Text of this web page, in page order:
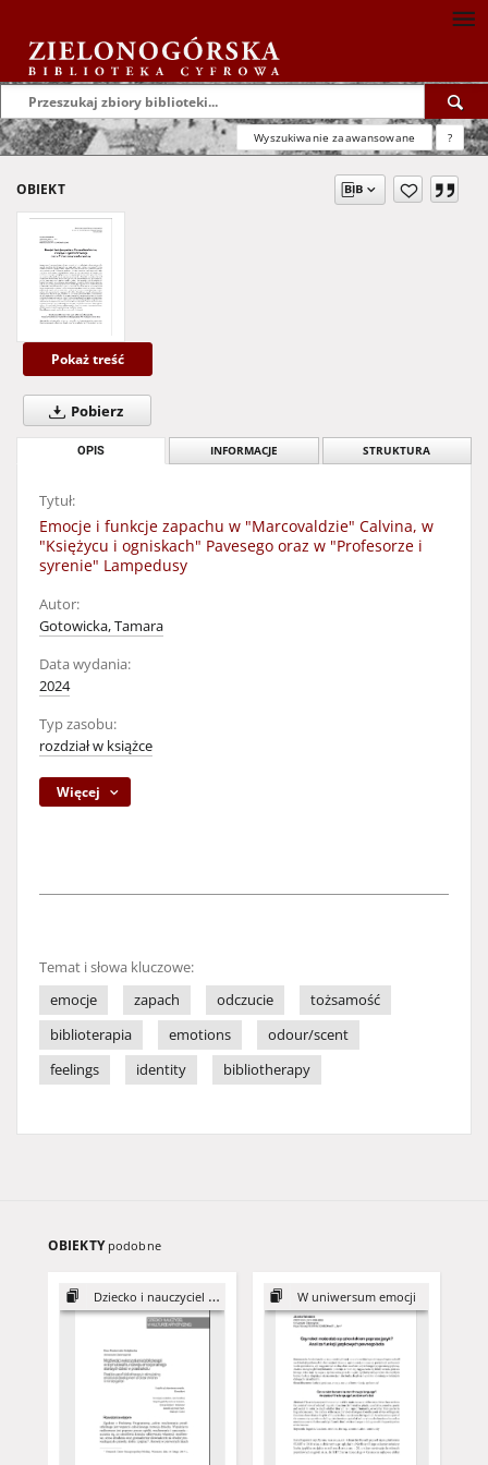
Wyszukiwanie zaawansowane ?
OBIEKT
Pokaż treść
Pobierz
OPIS INFORMACJE STRUKTURA
Tytuł:
Emocje i funkcje zapachu w "Marcovaldzie" Calvina, w
"Księżycu i ogniskach" Pavesego oraz w "Profesorze i
syrenie" Lampedusy
Autor:
Gotowicka, Tamara
Data wydania:
2024
Typ zasobu:
rozdział w książce
Więcej
Temat i słowa kluczowe:
emocje
zapach odczucie
tożsamość
biblioterapia
emotions
odour/scent
feelings
identity bibliotherapy
OBIEKTY podobne
Dziecko i nauczyciel w kulturze artystycznej W uniwersum emocji